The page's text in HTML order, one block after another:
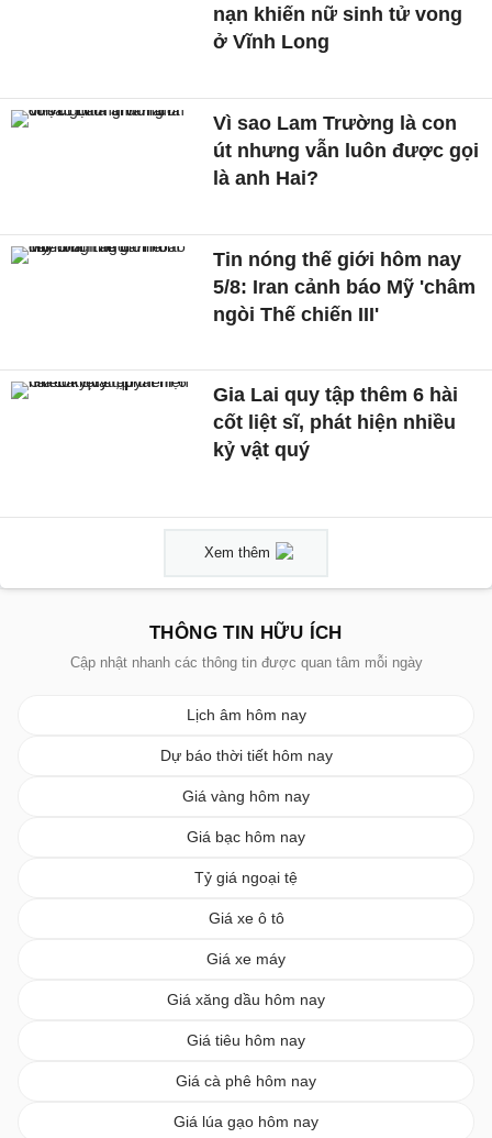
nạn khiến nữ sinh tử vong
ở Vĩnh Long
Vì sao Lam Trường là con
út nhưng vẫn luôn được gọi
là anh Hai?
Tin nóng thế giới hôm nay
5/8: Iran cảnh báo Mỹ 'châm
ngòi Thế chiến III'
Gia Lai quy tập thêm 6 hài
cốt liệt sĩ, phát hiện nhiều
kỷ vật quý
Xem thêm
THÔNG TIN HỮU ÍCH
Cập nhật nhanh các thông tin được quan tâm mỗi ngày
Lịch âm hôm nay
Dự báo thời tiết hôm nay
Giá vàng hôm nay
Giá bạc hôm nay
Tỷ giá ngoại tệ
Giá xe ô tô
Giá xe máy
Giá xăng dầu hôm nay
Giá tiêu hôm nay
Giá cà phê hôm nay
Giá lúa gạo hôm nay